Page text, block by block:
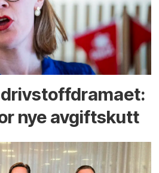
drivstoffdramaet:
nye avgiftskutt